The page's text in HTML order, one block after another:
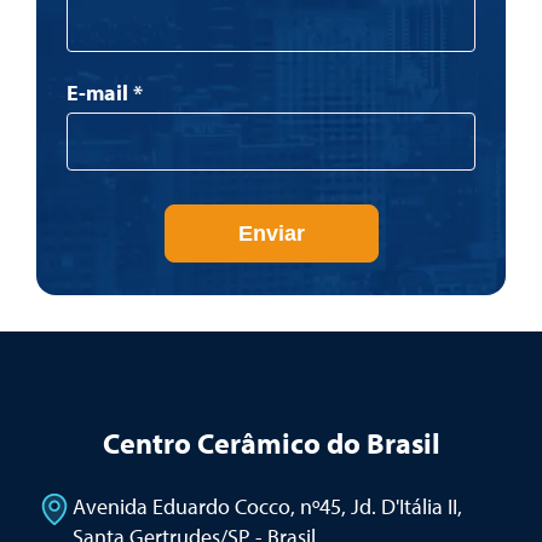
E-mail *
Enviar
Centro Cerâmico do Brasil
Avenida Eduardo Cocco, nº45, Jd. D'Itália II,